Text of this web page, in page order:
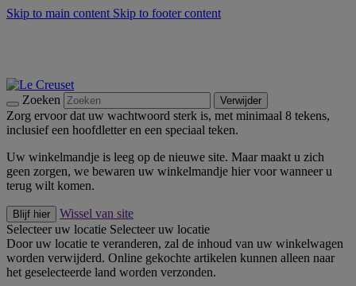
Skip to main content Skip to footer content
Zoeken Verwijder
Zorg ervoor dat uw wachtwoord sterk is, met minimaal 8 tekens,
inclusief een hoofdletter en een speciaal teken.
Uw winkelmandje is leeg op de nieuwe site. Maar maakt u zich
geen zorgen, we bewaren uw winkelmandje hier voor wanneer u
terug wilt komen.
Blijf hier
Wissel van site
Selecteer uw locatie Selecteer uw locatie
Door uw locatie te veranderen, zal de inhoud van uw winkelwagen
worden verwijderd. Online gekochte artikelen kunnen alleen naar
het geselecteerde land worden verzonden.